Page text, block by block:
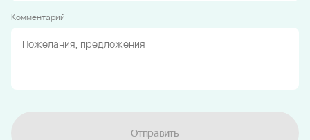
Комментарий
Отправить